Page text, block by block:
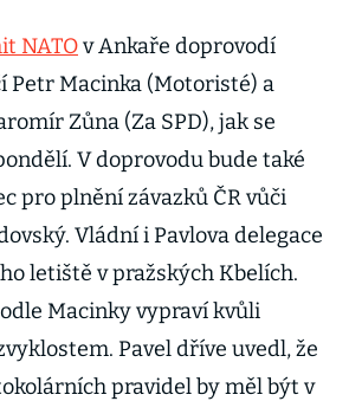
NATOv Ankaře doprovodí
Macinka (Motoristé) a
Zůna (Za SPD), jak se
V doprovodu bude také
pro plnění závazků ČR vůči
Vládní i Pavlova delegace
letiště v pražských Kbelích.
Macinky vypraví kvůli
Pavel dříve uvedl, že
pravidel by měl být v